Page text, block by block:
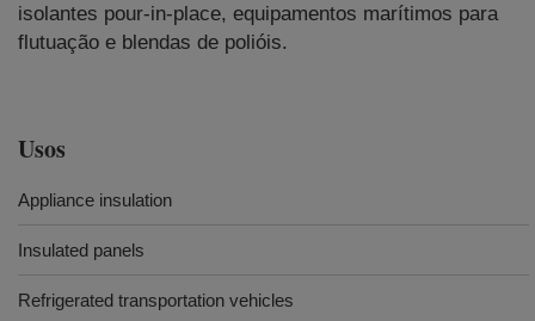
isolantes pour-in-place, equipamentos marítimos para
flutuação e blendas de polióis.
Usos
Appliance insulation
Insulated panels
Refrigerated transportation vehicles